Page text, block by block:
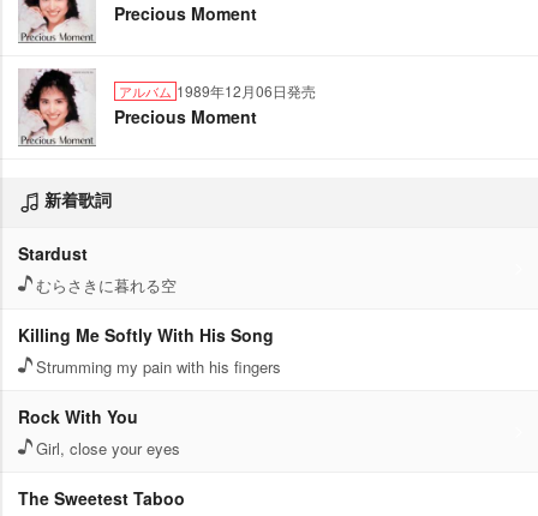
Precious Moment
アルバム 1989年12月06日発売
Precious Moment
新着歌詞
Stardust
むらさきに暮れる空
Killing Me Softly With His Song
Strumming my pain with his fingers
Rock With You
Girl, close your eyes
The Sweetest Taboo